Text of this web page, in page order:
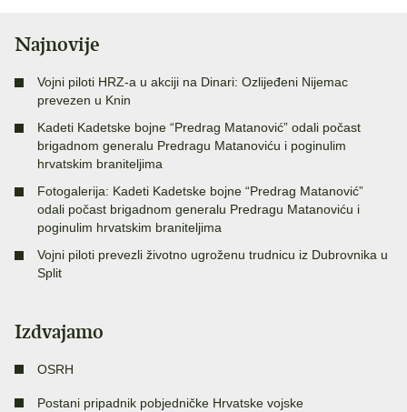
Najnovije
Vojni piloti HRZ-a u akciji na Dinari: Ozlijeđeni Nijemac
prevezen u Knin
Kadeti Kadetske bojne “Predrag Matanović” odali počast
brigadnom generalu Predragu Matanoviću i poginulim
hrvatskim braniteljima
Fotogalerija: Kadeti Kadetske bojne “Predrag Matanović”
odali počast brigadnom generalu Predragu Matanoviću i
poginulim hrvatskim braniteljima
Vojni piloti prevezli životno ugroženu trudnicu iz Dubrovnika u
Split
Izdvajamo
OSRH
Postani pripadnik pobjedničke Hrvatske vojske